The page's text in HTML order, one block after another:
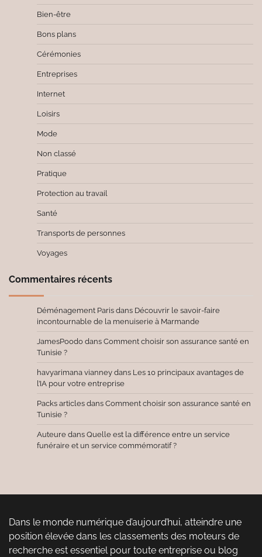
Bien-être
Bons plans
Cérémonies
Entreprises
Internet
Loisirs
Mode
Non classé
Pratique
Protection au travail
Santé
Transports de personnes
Voyages
Commentaires récents
Déménagement Paris dans Découvrir le savoir-faire
incontournable de la menuiserie à Marmande
JamesPoodo dans Comment choisir son assurance santé en
Tunisie ?
havyarimana vianney dans Les 10 principaux avantages de
l’IA pour votre entreprise
Packs articles dans Comment choisir son assurance santé en
Tunisie ?
Auteure dans Quelle est la différence entre un service
funéraire et un service commémoratif ?
Dans le monde numérique d’aujourd’hui, atteindre une
position élevée dans les classements des moteurs de
recherche est essentiel pour toute entreprise ou blog